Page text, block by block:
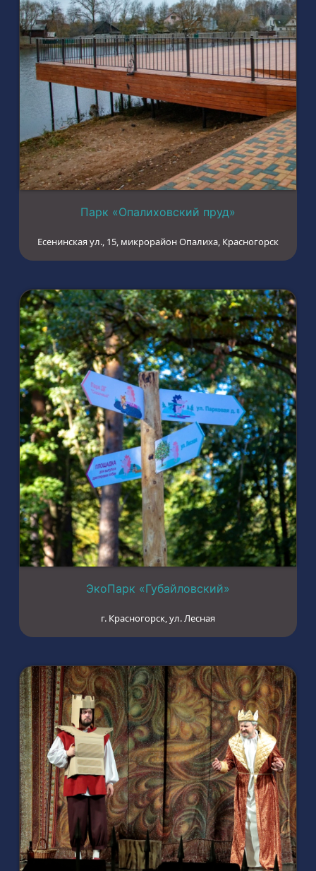
Парк «Опалиховский пруд»
Есенинская ул., 15, микрорайон Опалиха, Красногорск
ЭкоПарк «Губайловский»
г. Красногорск, ул. Лесная